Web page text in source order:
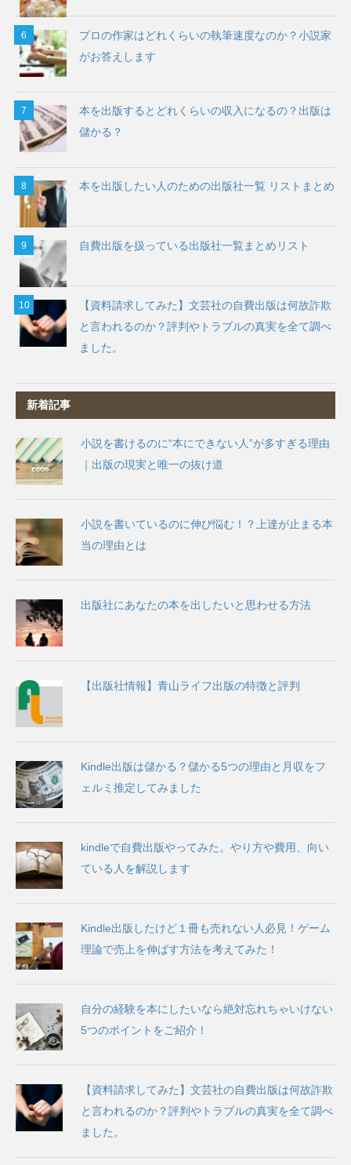
プロの作家はどれくらいの執筆速度なのか？小説家
がお答えします
本を出版するとどれくらいの収入になるの？出版は
儲かる？
本を出版したい人のための出版社一覧 リストまとめ
自費出版を扱っている出版社一覧まとめリスト
【資料請求してみた】文芸社の自費出版は何故詐欺
と言われるのか？評判やトラブルの真実を全て調べ
ました。
新着記事
小説を書けるのに“本にできない人”が多すぎる理由
｜出版の現実と唯一の抜け道
小説を書いているのに伸び悩む！？上達が止まる本
当の理由とは
出版社にあなたの本を出したいと思わせる方法
【出版社情報】青山ライフ出版の特徴と評判
Kindle出版は儲かる？儲かる5つの理由と月収をフ
ェルミ推定してみました
kindleで自費出版やってみた。やり方や費用、向い
ている人を解説します
Kindle出版したけど１冊も売れない人必見！ゲーム
理論で売上を伸ばす方法を考えてみた！
自分の経験を本にしたいなら絶対忘れちゃいけない
5つのポイントをご紹介！
【資料請求してみた】文芸社の自費出版は何故詐欺
と言われるのか？評判やトラブルの真実を全て調べ
ました。